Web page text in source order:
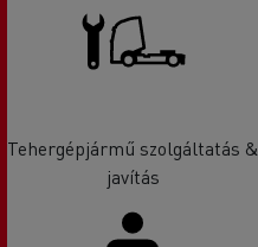
Tehergépjármű szolgáltatás &
javítás